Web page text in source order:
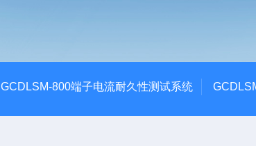
GCDLSM-800端子电流耐久性测试系统